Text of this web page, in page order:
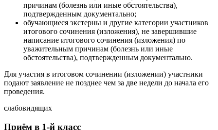
причинам (болезнь или иные обстоятельства),
подтвержденным документально;
обучающиеся экстерны и другие категории участников
итогового сочинения (изложения), не завершившие
написание итогового сочинения (изложения) по
уважительным причинам (болезнь или иные
обстоятельства), подтвержденным документально.
Для участия в итоговом сочинении (изложении) участники
подают заявление не позднее чем за две недели до начала его
проведения.
слабовидящих
Приём в 1-й класс